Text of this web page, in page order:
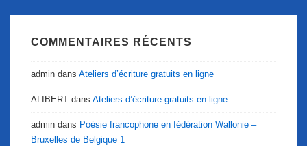
COMMENTAIRES RÉCENTS
admin dans Ateliers d’écriture gratuits en ligne
ALIBERT dans Ateliers d’écriture gratuits en ligne
admin dans Poésie francophone en fédération Wallonie –
Bruxelles de Belgique 1